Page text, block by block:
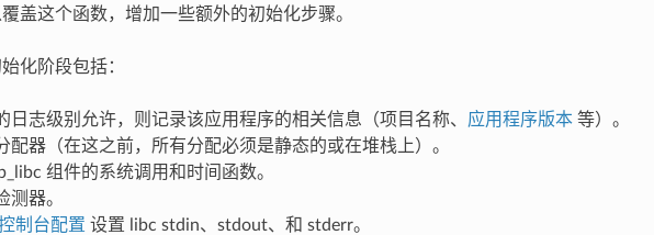
盖这个函数，增加一些额外的初始化步骤。
化阶段包括：
日志级别允许，则记录该应用程序的相关信息（项目名称、 应用程序版本等）。
配器（在这之前，所有分配必须是静态的或在堆栈上）。
组件的系统调用和时间函数。
测器。
制台配置 设置 libc stdin、stdout、和 stderr。